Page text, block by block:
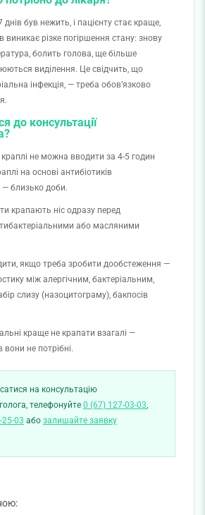
був нежить, і пацієнту стає краще,
виникає різке погіршення стану: знову
болить голова, ще більше
виділення. Це свідчить, що
інфекція, — треба обов’язково
до консультації
не можна вводити за 4-5 годин
на основі антибіотиків
— близько доби.
крапають ніс одразу перед
або масляними
якщо треба зробити дообстеження —
між алергічним, бактеріальним,
слизу (назоцитограму), бакпосів
краще не крапати взагалі —
вони не потрібні.
на консультацію
телефонуйте 0 (67) 127-03-03
03 або залишайте заявку